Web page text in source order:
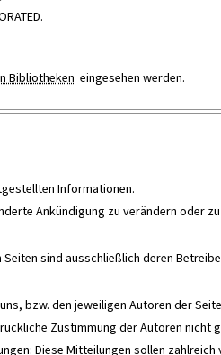
Bibliotheken eingesehen werden.
Informationen.
Ankündigung zu verändern oder
sind ausschließlich deren
bzw. den jeweiligen Autoren der
Zustimmung der Autoren nicht
Diese Mitteilungen sollen